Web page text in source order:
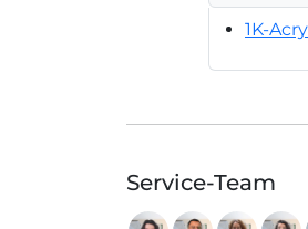
1K-
Service-Team